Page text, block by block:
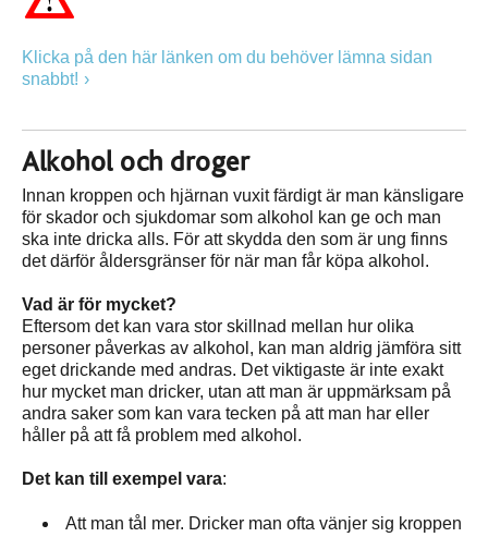
Klicka på den här länken om du behöver lämna sidan
snabbt!
Alkohol och droger
Innan kroppen och hjärnan vuxit färdigt är man känsligare
för skador och sjukdomar som alkohol kan ge och man
ska inte dricka alls. För att skydda den som är ung finns
det därför åldersgränser för när man får köpa alkohol.
Vad är för mycket?
Eftersom det kan vara stor skillnad mellan hur olika
personer påverkas av alkohol, kan man aldrig jämföra sitt
eget drickande med andras. Det viktigaste är inte exakt
hur mycket man dricker, utan att man är uppmärksam på
andra saker som kan vara tecken på att man har eller
håller på att få problem med alkohol.
Det kan till exempel vara:
Att man tål mer. Dricker man ofta vänjer sig kroppen